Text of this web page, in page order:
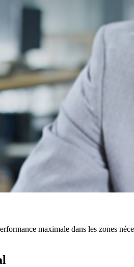
maximale dans les zones